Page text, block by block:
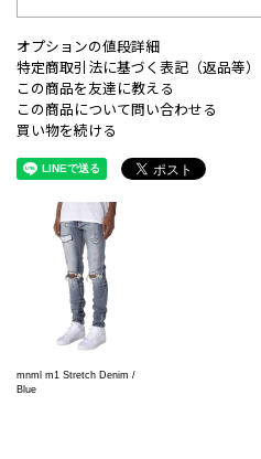
オプションの値段詳細
特定商取引法に基づく表記（返品等）
この商品を友達に教える
この商品について問い合わせる
買い物を続ける
mnml m1 Stretch Denim /
Blue